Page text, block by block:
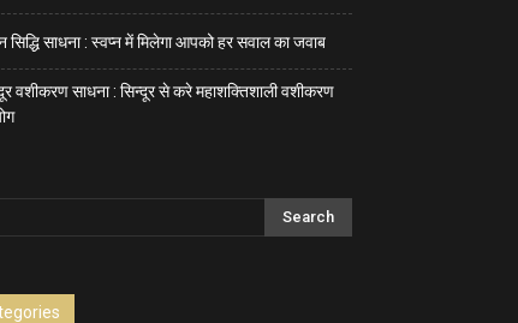
सिद्धि साधना : स्वप्न में मिलेगा आपको हर सवाल का जवाब
वशीकरण साधना : सिन्दूर से करे महाशक्तिशाली वशीकरण